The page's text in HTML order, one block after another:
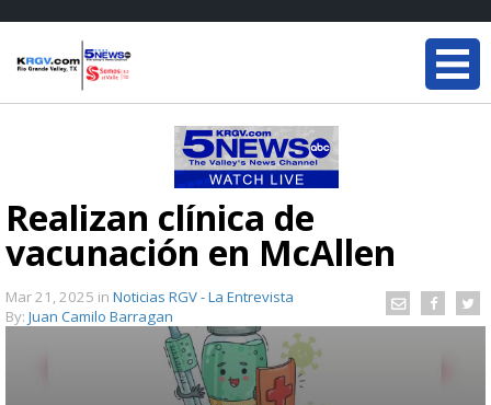
Realizan clínica de
vacunación en McAllen
Mar 21, 2025 in Noticias RGV - La Entrevista
By: Juan Camilo Barragan